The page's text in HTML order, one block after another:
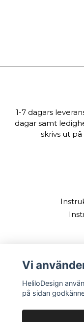
1-7 dagars
dagar samt
skrivs ut
Vi
HeliloDesign
på sidan